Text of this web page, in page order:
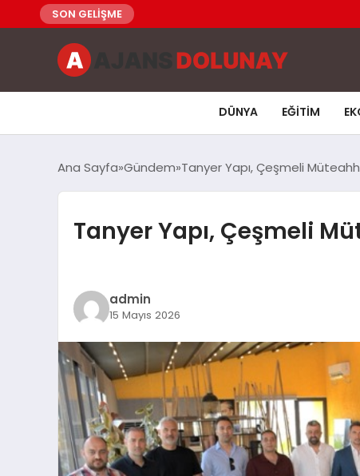
SON GELİŞME
DÜNYA EĞITIM
Ana Sayfa Gündem Tanyer Yapı, Çeşmeli
Tanyer Yapı, Çeşmeli
admin
15 Mayıs 2026